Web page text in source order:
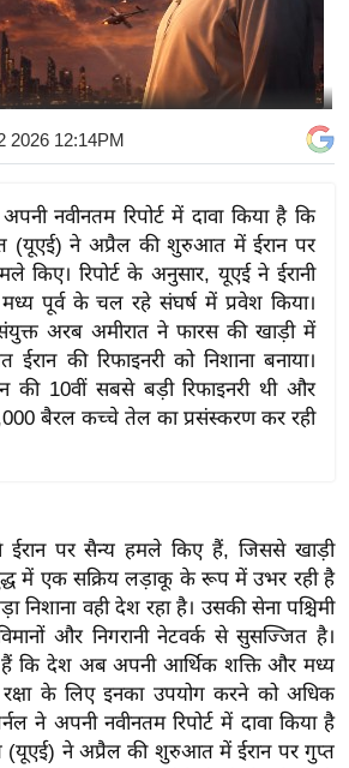
2026 12:14PM
नवीनतम रिपोर्ट में दावा किया है कि
(यूएई) ने अप्रैल की शुरुआत में ईरान पर
किए। रिपोर्ट के अनुसार, यूएई ने ईरानी
पूर्व के चल रहे संघर्ष में प्रवेश किया।
अरब अमीरात ने फारस की खाड़ी में
ईरान की रिफाइनरी को निशाना बनाया।
की 10वीं सबसे बड़ी रिफाइनरी थी और
बैरल कच्चे तेल का प्रसंस्करण कर रही
ईरान पर सैन्य हमले किए हैं, जिससे खाड़ी
में एक सक्रिय लड़ाकू के रूप में उभर रही है
निशाना वही देश रहा है। उसकी सेना पश्चिमी
और निगरानी नेटवर्क से सुसज्जित है।
देश अब अपनी आर्थिक शक्ति और मध्य
रक्षा के लिए इनका उपयोग करने को अधिक
ने अपनी नवीनतम रिपोर्ट में दावा किया है
(यूएई) ने अप्रैल की शुरुआत में ईरान पर गुप्त